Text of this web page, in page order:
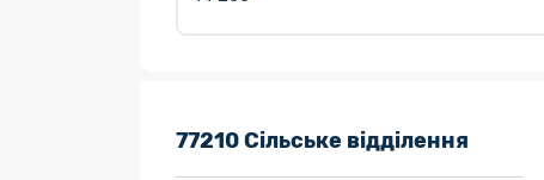
77210 Сільське відділення